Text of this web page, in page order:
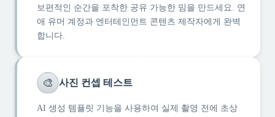
보편적인 순간을 포착한 공유 가능한 밈을 만드세요. 연
애 유머 계정과 엔터테인먼트 콘텐츠 제작자에게 완벽
합니다.
🎨 사진 컨셉 테스트
AI 생성 템플릿 기능을 사용하여 실제 촬영 전에 초상